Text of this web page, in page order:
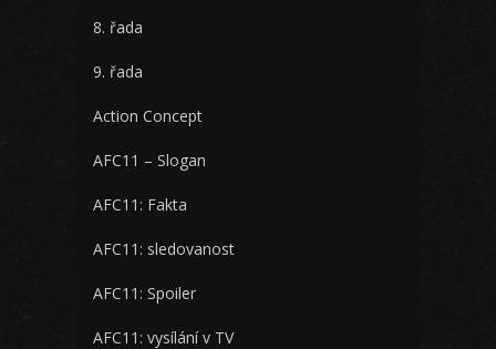
8. řada
9. řada
Action Concept
AFC11 – Slogan
AFC11: Fakta
AFC11: sledovanost
AFC11: Spoiler
AFC11: vysílání v TV